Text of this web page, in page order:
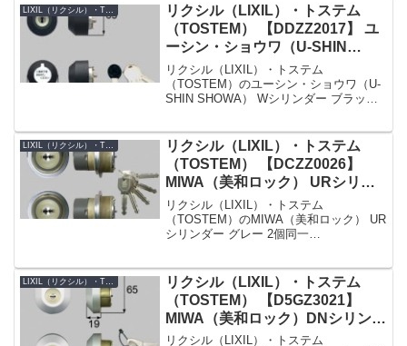
LIXIL（リクシル）・TOSTEM（トステム）
リクシル（LIXIL）・トステム
（TOSTEM） 【DDZZ2017】 ユ
ーシン・ショウワ（U-SHIN
SHOWA） Wシリンダー 玄関ド
ア用 ブラック 2個同一
リクシル（LIXIL）・トステム
（TOSTEM）のユーシン・ショウワ（U-
SHIN SHOWA） Wシリンダー ブラック
ダーの色ブラックセット内容本体×...
LIXIL（リクシル）・TOSTEM（トステム）
リクシル（LIXIL）・トステム
（TOSTEM） 【DCZZ0026】
MIWA（美和ロック） URシリン
ダー 玄関ドア用 グレー 内筒のみ
2個同一
リクシル（LIXIL）・トステム
（TOSTEM）のMIWA（美和ロック） UR
シリンダー グレー 2個同一
色グレーセット内容本体×2、キー×5、取
付ネジセッ...
リクシル（LIXIL）・トステム
（TOSTEM） 【D5GZ3021】
MIWA（美和ロック）DNシリンダ
ー 玄関ドア用 グレー 2個同一
リクシル（LIXIL）・トステム